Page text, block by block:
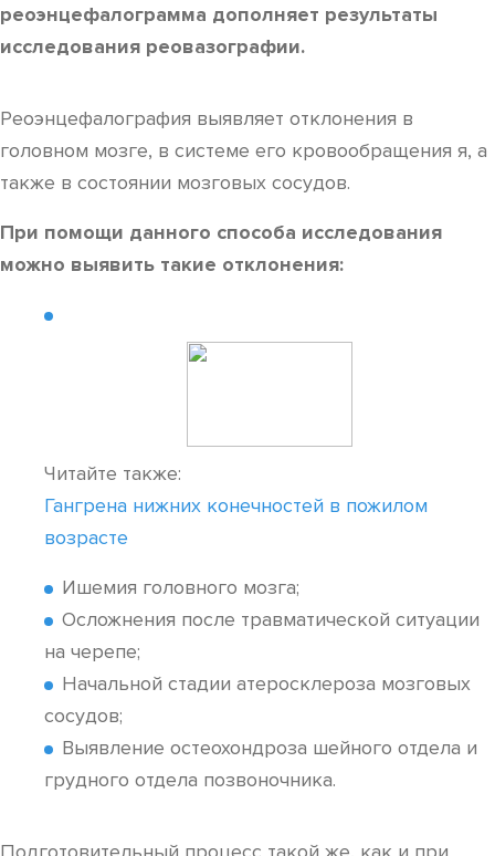
реоэнцефалограмма дополняет результаты
исследования реовазографии.
Реоэнцефалография выявляет отклонения в
головном мозге, в системе его кровообращения я, а
также в состоянии мозговых сосудов.
При помощи данного способа исследования
можно выявить такие отклонения:
Читайте также:
Гангрена нижних конечностей в пожилом
возрасте
Ишемия головного мозга;
Осложнения после травматической ситуации
на черепе;
Начальной стадии атеросклероза мозговых
сосудов;
Выявление остеохондроза шейного отдела и
грудного отдела позвоночника.